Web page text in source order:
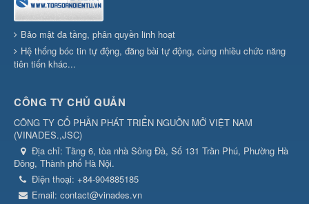
Bảo mật đa tầng, phân quyền linh hoạt
Hệ thống bóc tin tự động, đăng bài tự động, cùng nhiều chức năng
tiên tiến khác...
CÔNG TY CHỦ QUẢN
CÔNG TY CỔ PHẦN PHÁT TRIỂN NGUỒN MỞ VIỆT NAM
(VINADES.,JSC)
Địa chỉ: Tầng 6, tòa nhà Sông Đà, Số 131 Trần Phú, Phường Hà
Đông, Thành phố Hà Nội.
Điện thoại: +84-904885185
Email: contact@vinades.vn